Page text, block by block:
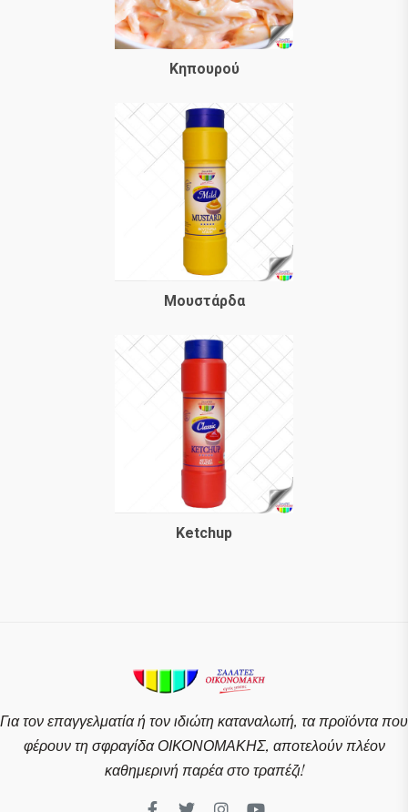
Κηπουρού
Μουστάρδα
Ketchup
Για τον επαγγελματία ή τον ιδιώτη καταναλωτή, τα προϊόντα που
φέρουν τη σφραγίδα ΟΙΚΟΝΟΜΑΚΗΣ, αποτελούν πλέον
καθημερινή παρέα στο τραπέζι!